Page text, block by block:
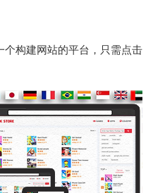
构建网站的平台，只需点击